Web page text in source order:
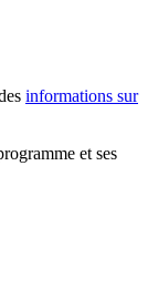
informations sur
et ses